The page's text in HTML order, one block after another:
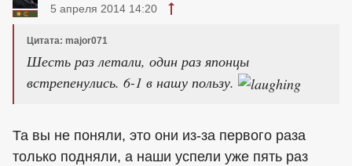
5 апреля 2014 14:20
Цитата: major071
Шесть раз летали, один раз японцы
встрепенулись. 6-1 в нашу пользу.
Та вы не поняли, это они из-за первого раза
только подняли, а наши успели уже пять раз